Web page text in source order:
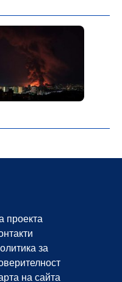
проекта
за
на сайта